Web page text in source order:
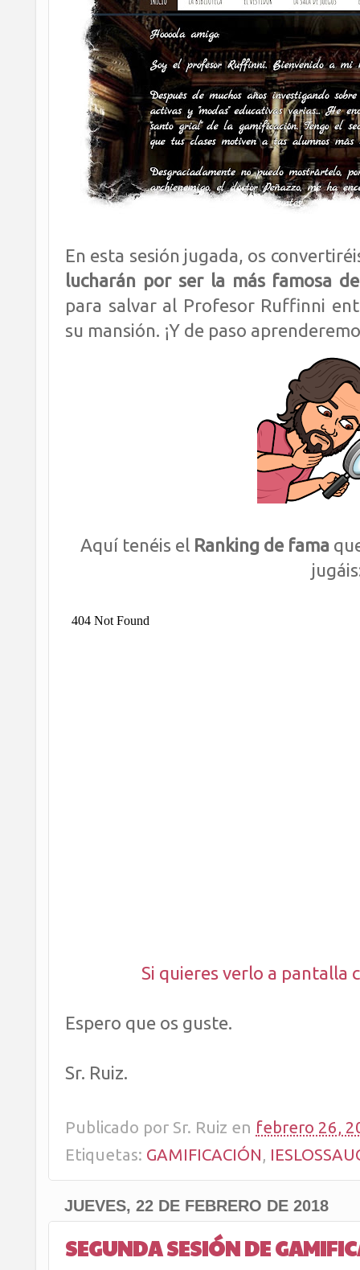
En esta sesión jugada, os
lucharán por ser la más famosa
para salvar al Profesor Ruffinni
su mansión. ¡Y de paso
Aquí tenéis el Ranking de fama
Si quieres verlo a pantalla
Espero que os guste.
Sr. Ruiz.
Publicado por Sr. Ruiz en febrero 26,
Etiquetas: GAMIFICACIÓN,
JUEVES, 22 DE FEBRERO DE 2018
SEGUNDA SESIÓN DE